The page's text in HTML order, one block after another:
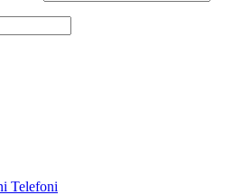
Telefoni